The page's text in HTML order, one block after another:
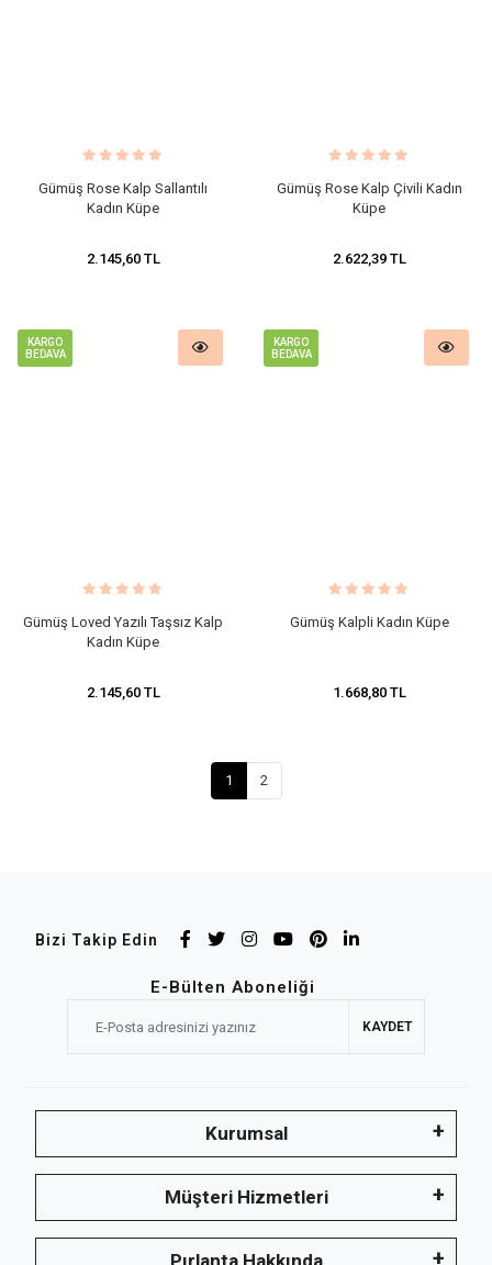
Gümüş Rose Kalp Sallantılı
Kadın Küpe
2.145,60 TL
Gümüş Rose Kalp Çivili Kadın
Küpe
2.622,39 TL
KARGO
BEDAVA
Gümüş Loved Yazılı Taşsız Kalp
Kadın Küpe
2.145,60 TL
KARGO
BEDAVA
Gümüş Kalpli Kadın Küpe
1.668,80 TL
1 2
Bizi Takip Edin
E-Bülten Aboneliği
KAYDET
Kurumsal
Müşteri Hizmetleri
Pırlanta Hakkında